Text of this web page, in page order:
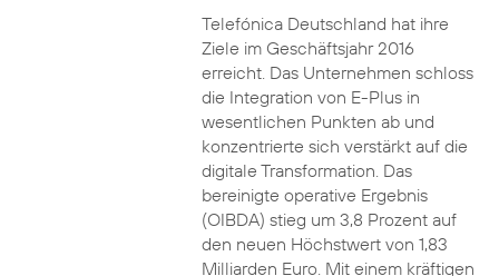
Telefónica Deutschland hat ihre
Ziele im Geschäftsjahr 2016
erreicht. Das Unternehmen schloss
die Integration von E-Plus in
wesentlichen Punkten ab und
konzentrierte sich verstärkt auf die
digitale Transformation. Das
bereinigte operative Ergebnis
(OIBDA) stieg um 3,8 Prozent auf
den neuen Höchstwert von 1,83
Milliarden Euro. Mit einem kräftigen